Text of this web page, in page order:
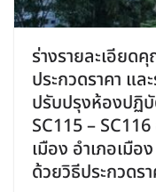
ร่างรายละเอียด
ประกวดราคา แล
ปรับปรุงห้องปฏิ
SC115 –
เมือง อำเภอเมือ
ด้วยวิธีประกวด